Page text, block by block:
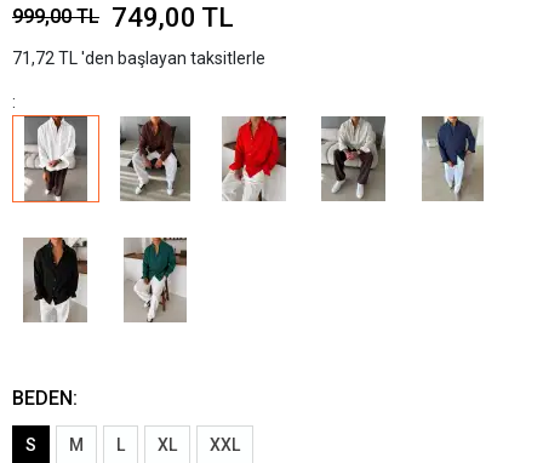
999,00 TL 749,00 TL
71,72 TL 'den başlayan taksitlerle
:
BEDEN:
S M L XL XXL